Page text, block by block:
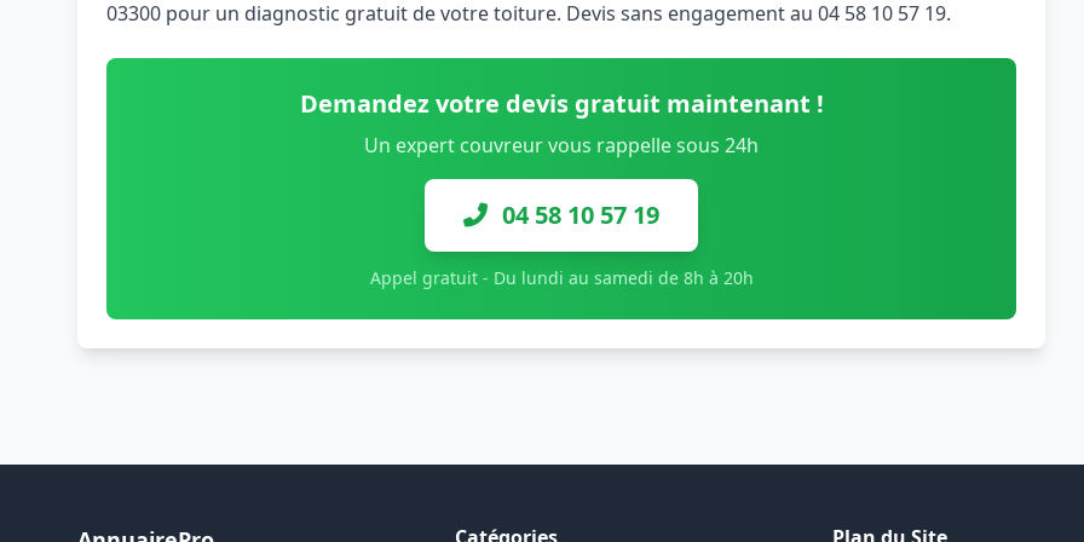
03300 pour un diagnostic gratuit de votre toiture. Devis sans engagement au 04 58 10 57 19.
Demandez votre devis gratuit maintenant !
Un expert couvreur vous rappelle sous 24h
04 58 10 57 19
Appel gratuit - Du lundi au samedi de 8h à 20h